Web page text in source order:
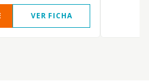
VER FICHA